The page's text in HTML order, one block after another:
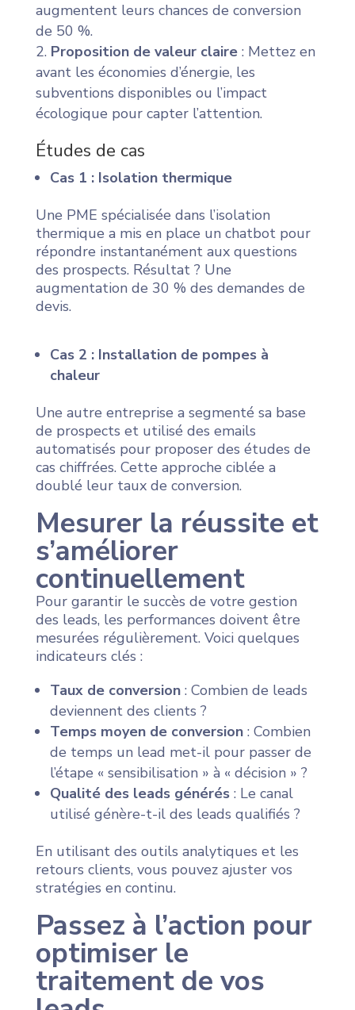
augmentent leurs chances de conversion
de 50 %.
Proposition de valeur claire: Mettez en
avant les économies d’énergie, les
subventions disponibles ou l’impact
écologique pour capter l’attention.
Études de cas
Cas 1 : Isolation thermique
Une PME spécialisée dans l’isolation
thermique a mis en place un chatbot pour
répondre instantanément aux questions
des prospects. Résultat ? Une
augmentation de 30 % des demandes de
devis.
Cas 2 : Installation de pompes à
chaleur
Une autre entreprise a segmenté sa base
de prospects et utilisé des emails
automatisés pour proposer des études de
cas chiffrées. Cette approche ciblée a
doublé leur taux de conversion.
Mesurer la réussite et
s’améliorer
continuellement
Pour garantir le succès de votre gestion
des leads, les performances doivent être
mesurées régulièrement. Voici quelques
indicateurs clés :
Taux de conversion: Combien de leads
deviennent des clients ?
Temps moyen de conversion: Combien
de temps un lead met-il pour passer de
l’étape « sensibilisation » à « décision » ?
Qualité des leads générés: Le canal
utilisé génère-t-il des leads qualifiés ?
En utilisant des outils analytiques et les
retours clients, vous pouvez ajuster vos
stratégies en continu.
Passez à l’action pour
optimiser le
traitement de vos